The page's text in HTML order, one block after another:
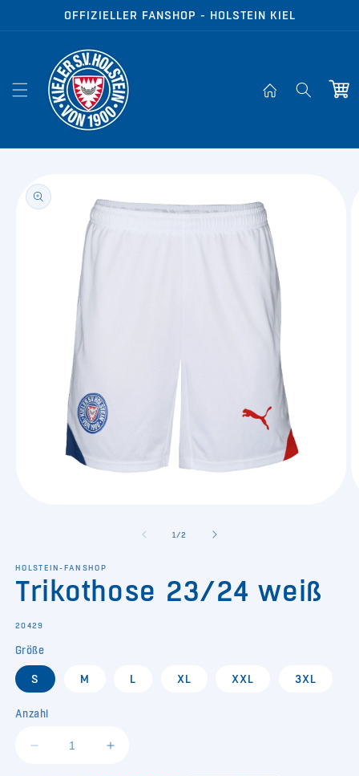
Direkt zumOFFIZIELLER FANSHOP - HOLSTEIN KIEL
1 /von
2
HOLSTEIN-FANSHOP
Trikothose 23/24 weiß
SKU:
20429
Größe
S M L XL XXL 3XL
Anzahl
Verringere
Erhöhe